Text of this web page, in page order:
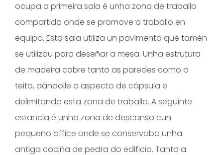
ocupa a primeira sala é unha zona de traballo
compartida onde se promove o traballo en
equipo. Esta sala utiliza un pavimento que tamén
se utilizou para deseñar a mesa. Unha estrutura
de madeira cobre tanto as paredes como o
teito, dándolle o aspecto de cápsula e
delimitando esta zona de traballo. A seguinte
estancia é unha zona de descanso cun
pequeno office onde se conservaba unha
antiga cociña de pedra do edificio. Tanto a